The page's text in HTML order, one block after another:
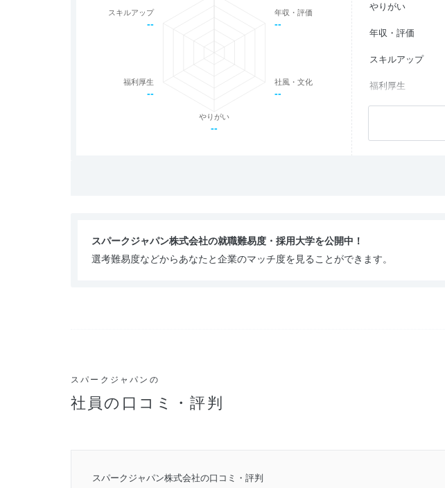
年収・評価
--
社風・文化
--
やりがい
--
福利厚生
--
スキルアップ
--
やりがい
年収・評価
スキルアップ
福利厚生
社員・管理職
スパークジャパン株式会社の就職難易度・採用大学を公開中！
選考難易度などからあなたと企業のマッチ度を見ることができます。
スパークジャパンの
社員の口コミ・評判
スパークジャパン株式会社の口コミ・評判